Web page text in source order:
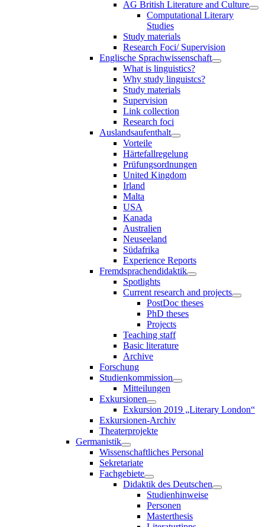
AG British Literature and Culture
Computational Literary
Studies
Study materials
Research Foci/ Supervision
Englische Sprachwissenschaft
What is linguistics?
Why study linguistcs?
Study materials
Supervision
Link collection
Research foci
Auslandsaufenthalt
Vorteile
Härtefallregelung
Prüfungsordnungen
United Kingdom
Irland
Malta
USA
Kanada
Australien
Neuseeland
Südafrika
Experience Reports
Fremdsprachendidaktik
Spotlights
Current research and projects
PostDoc theses
PhD theses
Projects
Teaching staff
Basic literature
Archive
Forschung
Studienkommission
Mitteilungen
Exkursionen
Exkursion 2019 „Literary London“
Exkursionen-Archiv
Theaterprojekte
Germanistik
Wissenschaftliches Personal
Sekretariate
Fachgebiete
Didaktik des Deutschen
Studienhinweise
Personen
Masterthesis